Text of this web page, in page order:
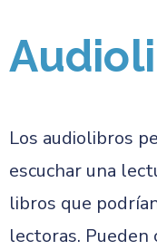
Los audiolibros
escuchar una
libros que
lectoras.